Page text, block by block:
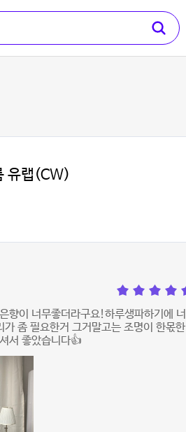
유랩(CW)
향이 너무좋더라구요!하루생파하기에 너
좀 필요한거 그거말고는 조명이 한몫한
서 좋았습니다👍